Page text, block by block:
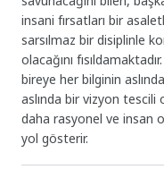
insani fırsatları bir
sarsılmaz bir disiplinle
olacağını
bireye her bilginin
aslında bir vizyon
daha rasyonel ve insan
yol gösterir.